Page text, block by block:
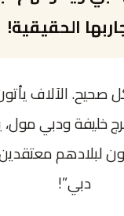
الحقيقية!
صحيح. الآلاف
خليفة ودبي
لبلادهم معتقدين
دبي”!